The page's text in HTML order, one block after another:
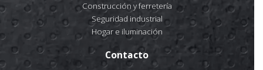
Construcción y ferretería
Seguridad industrial
Hogar e iluminación
Contacto